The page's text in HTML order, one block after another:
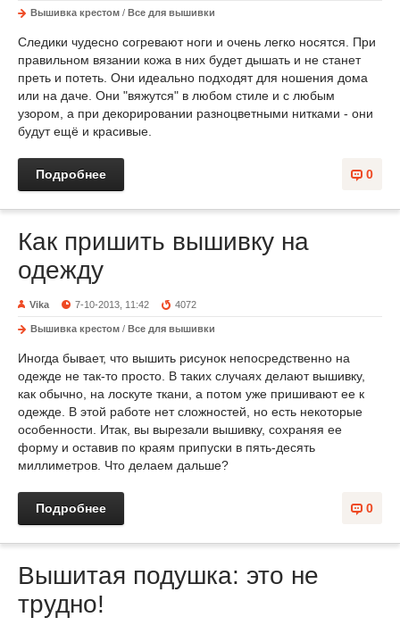
Вышивка крестом / Все для вышивки
Следики чудесно согревают ноги и очень легко носятся. При
правильном вязании кожа в них будет дышать и не станет
преть и потеть. Они идеально подходят для ношения дома
или на даче. Они "вяжутся" в любом стиле и с любым
узором, а при декорировании разноцветными нитками - они
будут ещё и красивые.
0
Подробнее
Как пришить вышивку на
одежду
Vika 7-10-2013, 11:42 4072
Вышивка крестом / Все для вышивки
Иногда бывает, что вышить рисунок непосредственно на
одежде не так-то просто. В таких случаях делают вышивку,
как обычно, на лоскуте ткани, а потом уже пришивают ее к
одежде. В этой работе нет сложностей, но есть некоторые
особенности. Итак, вы вырезали вышивку, сохраняя ее
форму и оставив по краям припуски в пять-десять
миллиметров. Что делаем дальше?
0
Подробнее
Вышитая подушка: это не
трудно!